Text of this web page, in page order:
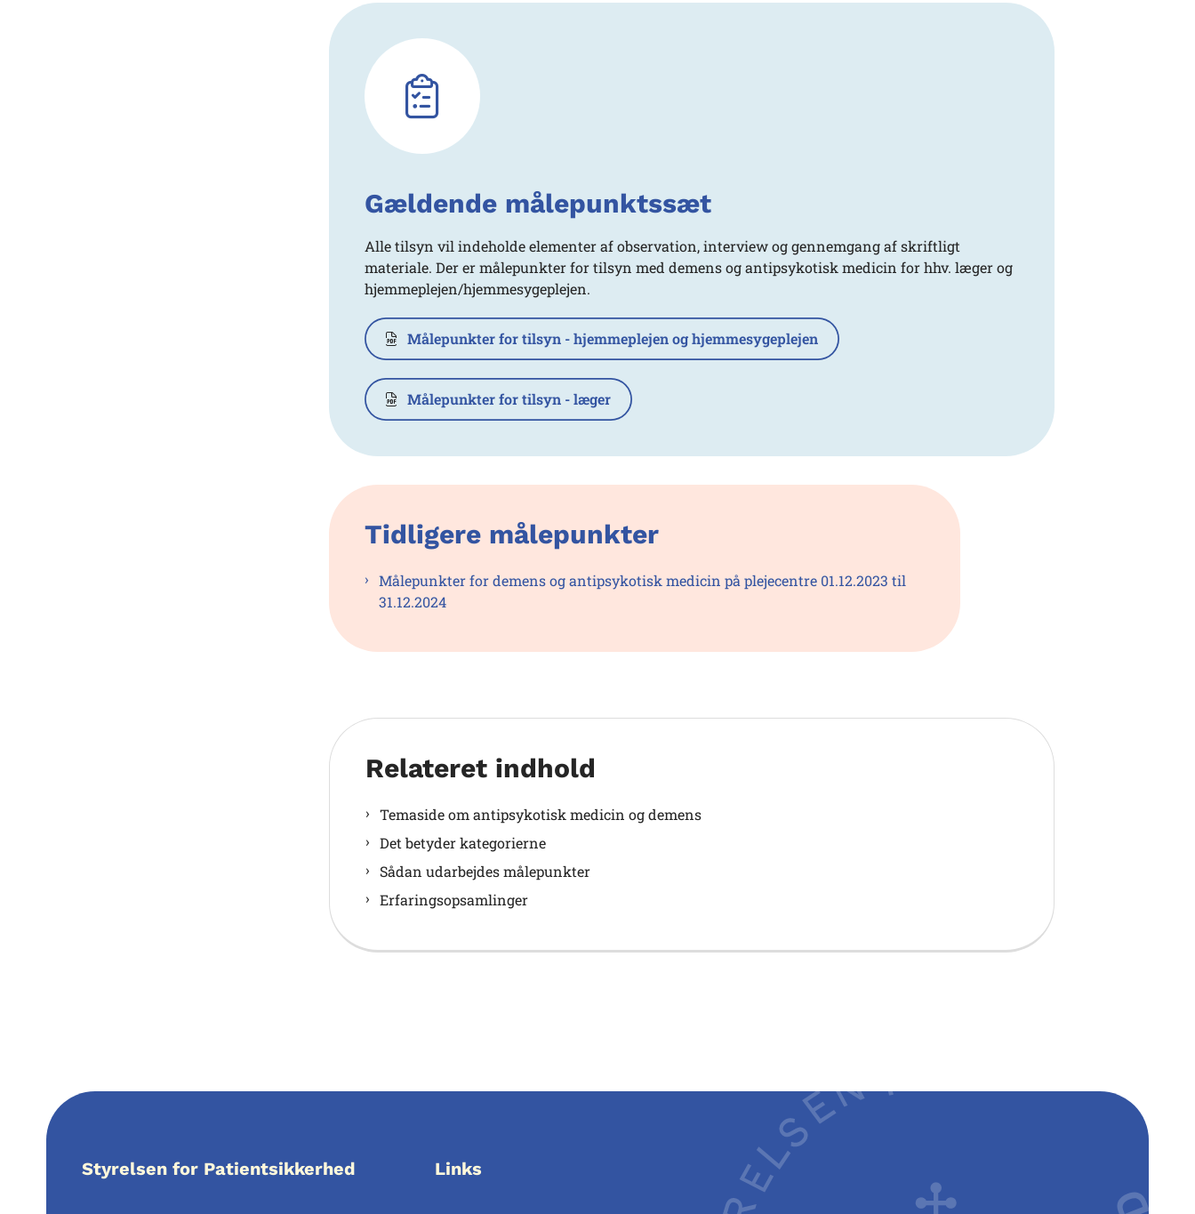
Gældende målepunktssæt
Alle tilsyn vil indeholde elementer af observation, interview og gennemgang af skriftligt
materiale. Der er målepunkter for tilsyn med demens og antipsykotisk medicin for hhv. læger og
hjemmeplejen/hjemmesygeplejen.
Målepunkter for tilsyn - hjemmeplejen og hjemmesygeplejen
Målepunkter for tilsyn - læger
Tidligere målepunkter
Målepunkter for demens og antipsykotisk medicin på plejecentre 01.12.2023 til
31.12.2024
Relateret indhold
Temaside om antipsykotisk medicin og demens
Det betyder kategorierne
Sådan udarbejdes målepunkter
Erfaringsopsamlinger
Styrelsen for Patientsikkerhed Links